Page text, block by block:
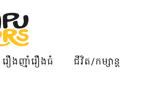
រឿងញ៉ាំរឿងធំ ជីវិត/កម្សាន្ត